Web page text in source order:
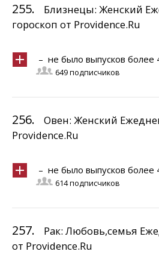
255.
Близнецы: Женский
гороскоп от Providence.Ru
– не было выпусков более
649 подписчиков
256.
Овен: Женский
Providence.Ru
– не было выпусков более
614 подписчиков
257.
Рак: Любовь,семья
от Providence.Ru